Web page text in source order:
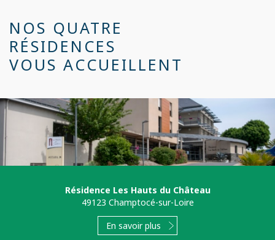
NOS QUATRE
RÉSIDENCES
VOUS ACCUEILLENT
Résidence Les Hauts du Château
49123 Champtocé-sur-Loire
En savoir plus